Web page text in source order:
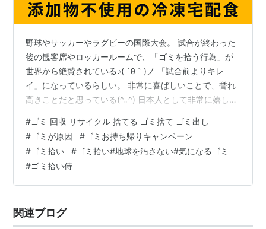
野球やサッカーやラグビーの国際大会。 試合が終わった
後の観客席やロッカールームで、「ゴミを拾う行為」が
世界から絶賛されている♪( ´θ｀)ノ 「試合前よりキレ
イ」になっているらしい。 非常に喜ばしいことで、誉れ
高きことだと思っている(^｡^) 日本人として非常に嬉し
れた空き缶入れは「訳の分からないゴミ」が入れられた
りして、空き缶入れが溢れかえっているo(｀ω´ )o 空き缶
入れが溢れかえっているためか、空き缶入れの隣に空き
缶や空き瓶がキレイに立てられていたりする。 何か滑稽
な感じもあったりする(ﾟωﾟ) 空き缶入れの使い方が、あま
#ゴミ 回収 リサイクル 捨てる ゴミ捨て ゴミ出し
#ゴミが原因 #ゴミお持ち帰りキャンペーン
#ゴミ拾い #ゴミ拾い#地球を汚さない#気になるゴミ
#ゴミ拾い侍
関連ブログ